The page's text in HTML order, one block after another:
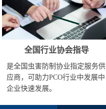
全国行业协会指导
是全国虫害防制协业指定服务供
应商，可助力PCO行业中发展中
企业快速发展。